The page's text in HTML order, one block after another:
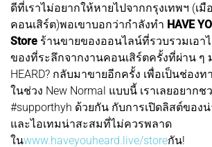
ดีที่เราไม่อยากให้หายไปจากกรุงเทพฯ (เ
คอนเสิร์ต)พอเขาบอกว่ากำลังทำ HAVE
Store ร้านขายของออนไลน์ที่รวบรวมเอา
ของที่ระลึกจากงานคอนเสิร์ตครั้งที่ผ่าน ๆ
HEARD? กลับมาขายอีกครั้ง เพื่อเป็นช่อง
ในช่วง New Normal แบบนี้ เราเลยอยาก
#supporthyh ด้วยกัน กับการเปิดลิสต์ของ
และไอเทมน่าสะสมที่ไม่ควรพลาด
ในwww.haveyouheard.live/storeกัน!